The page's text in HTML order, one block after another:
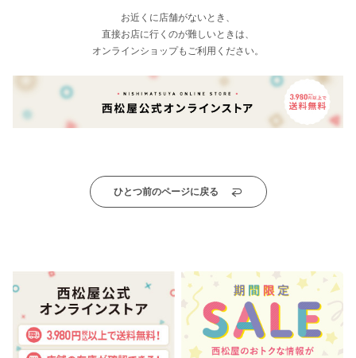
お近くに店舗がないとき、
直接お店に行くのが難しいときは、
オンラインショップもご利用ください。
ひとつ前のページに戻る